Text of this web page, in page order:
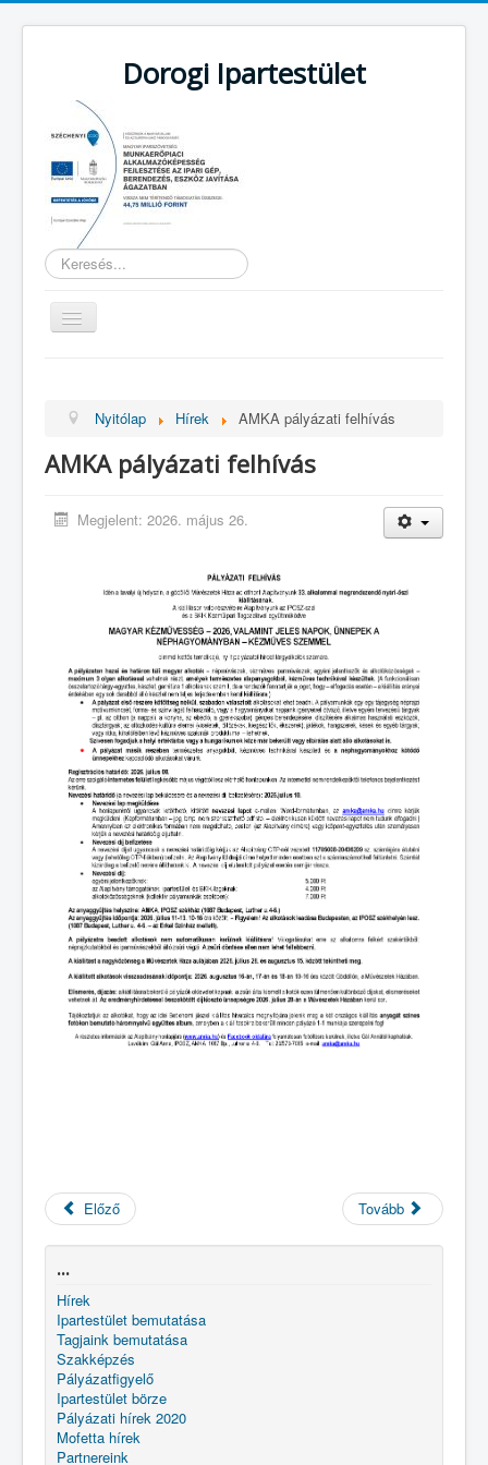
Dorogi Ipartestület
Keresés...
Navigáció
váltása
Támogatás
Hírlevelek
Galéria
Eseménynaptár
Nyitólap Hírek AMKA pályázati felhívás
AMKA pályázati felhívás
Megjelent: 2026. május 26.
Előző Tovább
...
Hírek
Ipartestület bemutatása
Tagjaink bemutatása
Szakképzés
Pályázatfigyelő
Ipartestület börze
Pályázati hírek 2020
Mofetta hírek
Partnereink